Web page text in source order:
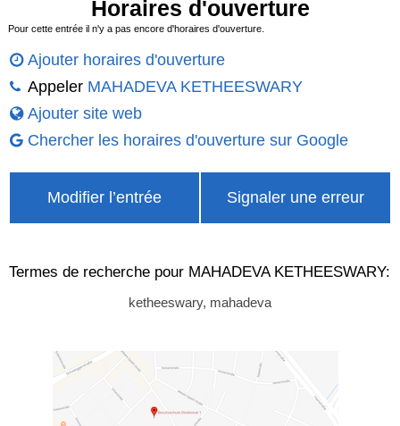
Horaires d'ouverture
Pour cette entrée il n'y a pas encore d'horaires d'ouverture.
Ajouter horaires d'ouverture
Appeler MAHADEVA KETHEESWARY
Ajouter site web
Chercher les horaires d'ouverture sur Google
Modifier l’entrée Signaler une erreur
Termes de recherche pour MAHADEVA KETHEESWARY:
ketheeswary, mahadeva